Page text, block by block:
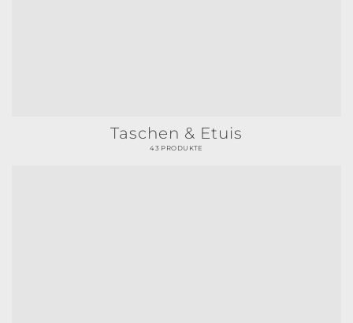
Taschen & Etuis
43 PRODUKTE